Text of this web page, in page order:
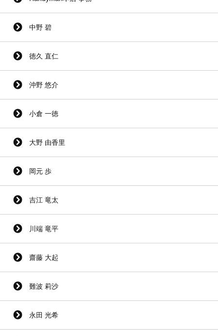
中野 碧
徳久 直仁
沖野 悠介
小倉 一徳
大野 由香里
岡元 歩
吉江 竜太
川端 竜平
齋藤 大起
難波 莉沙
永田 光希